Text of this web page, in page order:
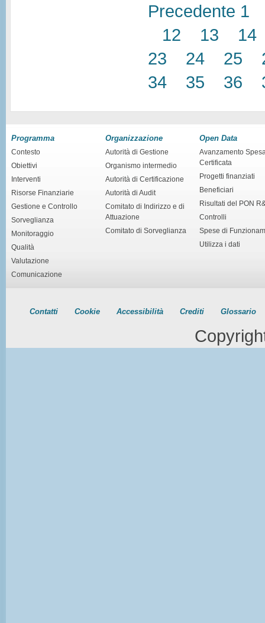
Precedente 1
12
13
14
23
24 25
34
35 36
Programma
Contesto
Obiettivi
Interventi
Risorse Finanziarie
Gestione e Controllo
Sorveglianza
Monitoraggio
Qualità
Valutazione
Comunicazione
Organizzazione
Autorità di Gestione
Organismo intermedio
Autorità di Certificazione
Autorità di Audit
Comitato di Indirizzo e di
Attuazione
Comitato di Sorveglianza
Open Data
Avanzamento
Certificata
Progetti finanziati
Beneficiari
Risultati del PON
Controlli
Spese di
Utilizza i dati
Contatti Cookie Accessibilità Crediti Glossario